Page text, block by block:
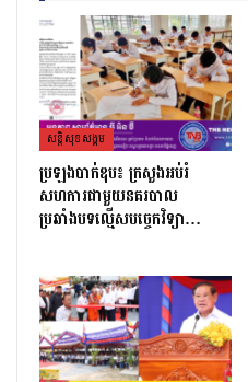
សន្តិសុខសង្គម
ប្រឡងបាក់ឌុប៖ ក្រសួងអប់រំ
សហការជាមួយនគរបាល
ប្រឆាំងបទល្មើសបច្ចេកវិទ្យា…